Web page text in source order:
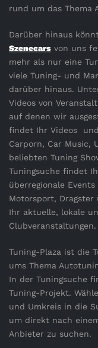
rund um das Thema
Darüber hinaus
Szenecars von uns
mehr als nur eine
viele Tuning- und
darüber hinaus.
Videos von
auf denen wir
findet Ihr Videos
Carporn, Car Music,
beliebten Tuning
Tuningsuche findet
überregionale
Motorsport, Dragster
Ihr aktuelle, lokale
Clubveranstaltungen.
Tuning-Plaza ist die
ums Thema
In der Tuningsuche
Tuning-Projekt.
und Umkreis in die
um direkt nach
Anbieter zu suchen.